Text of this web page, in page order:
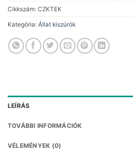
Cikkszám: CZKTEK
Kategória: Állat kiszúrók
LEÍRÁS
TOVÁBBI INFORMÁCIÓK
VÉLEMÉNYEK (0)